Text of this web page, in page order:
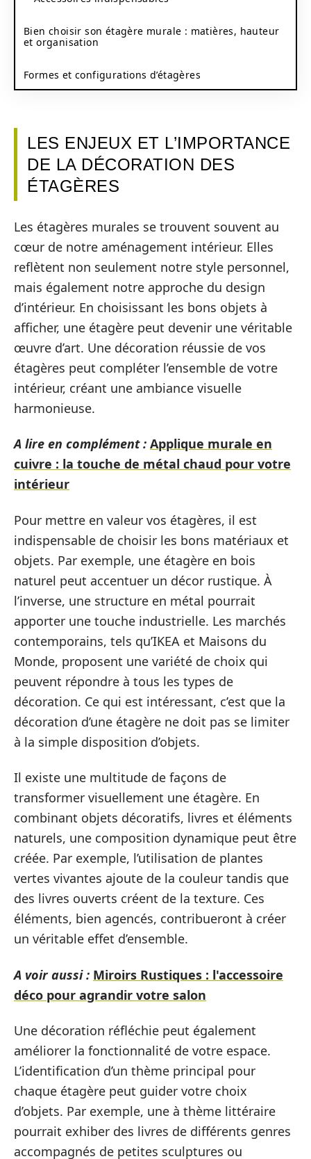
Bien choisir son étagère murale : matières, hauteur
et organisation
Formes et configurations d’étagères
LES ENJEUX ET L’IMPORTANCE
DE LA DÉCORATION DES
ÉTAGÈRES
Les étagères murales se trouvent souvent au
cœur de notre aménagement intérieur. Elles
reflètent non seulement notre style personnel,
mais également notre approche du design
d’intérieur. En choisissant les bons objets à
afficher, une étagère peut devenir une véritable
œuvre d’art. Une décoration réussie de vos
étagères peut compléter l’ensemble de votre
intérieur, créant une ambiance visuelle
harmonieuse.
A lire en complément : Applique murale en
cuivre : la touche de métal chaud pour votre
intérieur
Pour mettre en valeur vos étagères, il est
indispensable de choisir les bons matériaux et
objets. Par exemple, une étagère en bois
naturel peut accentuer un décor rustique. À
l’inverse, une structure en métal pourrait
apporter une touche industrielle. Les marchés
contemporains, tels qu’IKEA et Maisons du
Monde, proposent une variété de choix qui
peuvent répondre à tous les types de
décoration. Ce qui est intéressant, c’est que la
décoration d’une étagère ne doit pas se limiter
à la simple disposition d’objets.
Il existe une multitude de façons de
transformer visuellement une étagère. En
combinant objets décoratifs, livres et éléments
naturels, une composition dynamique peut être
créée. Par exemple, l’utilisation de plantes
vertes vivantes ajoute de la couleur tandis que
des livres ouverts créent de la texture. Ces
éléments, bien agencés, contribueront à créer
un véritable effet d’ensemble.
A voir aussi : Miroirs Rustiques : l'accessoire
déco pour agrandir votre salon
Une décoration réfléchie peut également
améliorer la fonctionnalité de votre espace.
L’identification d’un thème principal pour
chaque étagère peut guider votre choix
d’objets. Par exemple, une à thème littéraire
pourrait exhiber des livres de différents genres
accompagnés de petites sculptures ou